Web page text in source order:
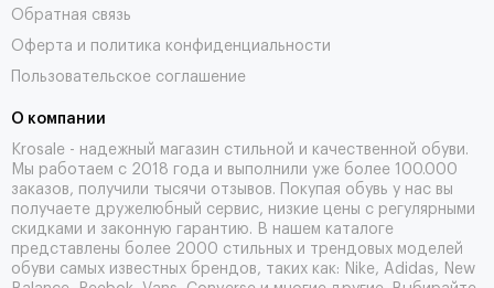
Обратная связь
Оферта и политика конфиденциальности
Пользовательское соглашение
О компании
Krosale - надежный магазин стильной и качественной обуви.
Мы работаем с 2018 года и выполнили уже более 100.000
заказов, получили тысячи отзывов . Покупая обувь у нас вы
получаете дружелюбный сервис, низкие цены с регулярными
скидками и законную гарантию. В нашем каталоге
представлены более 2000 стильных и трендовых моделей
обуви самых известных брендов, таких как: Nike, Adidas, New